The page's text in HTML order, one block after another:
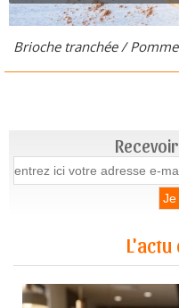
Brioche tranchée /
L'actu